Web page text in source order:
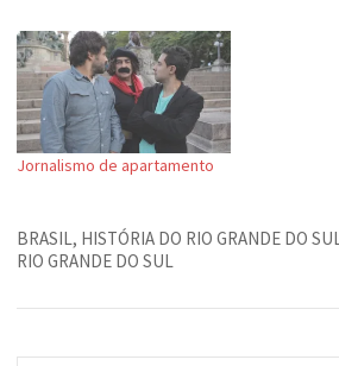
Jornalismo de apartamento
BRASIL , HISTÓRIA DO RIO GRANDE DO SUL
RIO GRANDE DO SUL